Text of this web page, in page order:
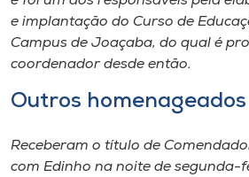
e implantação do Curso de
Campus de Joaçaba, do qual é
coordenador desde então.
Outros homenageados
Receberam o título de
com Edinho na noite de segunda-